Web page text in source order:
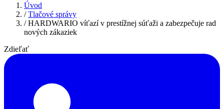
Úvod
/ Tlačové správy
/ HARDWARIO víťazí v prestížnej súťaži a zabezpečuje rad
nových zákaziek
Zdieľať